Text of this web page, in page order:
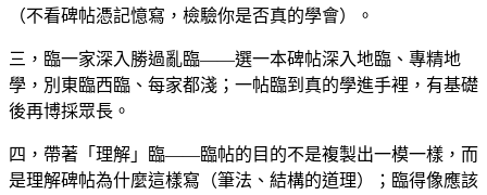
（不看碑帖憑記憶寫，檢驗你是否真的學會）。
三，臨一家深入勝過亂臨——選一本碑帖深入地臨、專精地
學，別東臨西臨、每家都淺；一帖臨到真的學進手裡，有基礎
後再博採眾長。
四，帶著「理解」臨——臨帖的目的不是複製出一模一樣，而
是理解碑帖為什麼這樣寫（筆法、結構的道理）；臨得像應該